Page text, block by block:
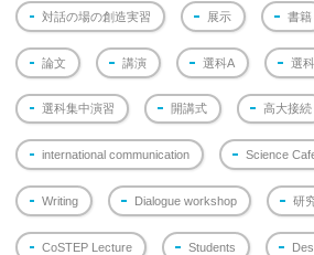
対話の場の創造実習 展示 書籍
論文 講演 選科A 選
選科集中演習 開講式 高大接続
international communication Science
Writing Dialogue workshop 研
CoSTEP Lecture Students